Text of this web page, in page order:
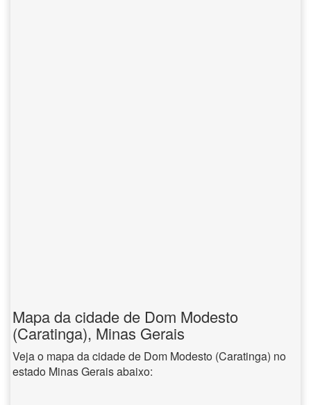
Mapa da cidade de Dom Modesto
(Caratinga), Minas Gerais
Veja o mapa da cidade de Dom Modesto (Caratinga) no
estado Minas Gerais abaixo: